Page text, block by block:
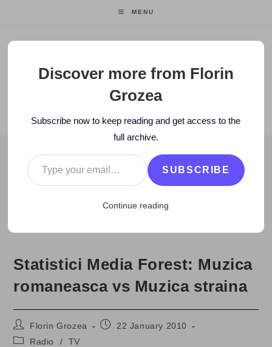
MENU
Florin Grozea
ENTREPRENEUR. FOUNDER/CEO MOCAPP.
BLOG
2010 > January > 22 > TV Statistici Media Forest: Muzica
Statistici Media Forest: Muzica
romaneasca vs Muzica straina
Post
author:
Florin Grozea
Post22 January 2010
PostRadio / TV
Discover more from Florin
Grozea
Subscribe now to keep reading and get access to the
full archive.
Type your email…
SUBSCRIBE
Continue reading